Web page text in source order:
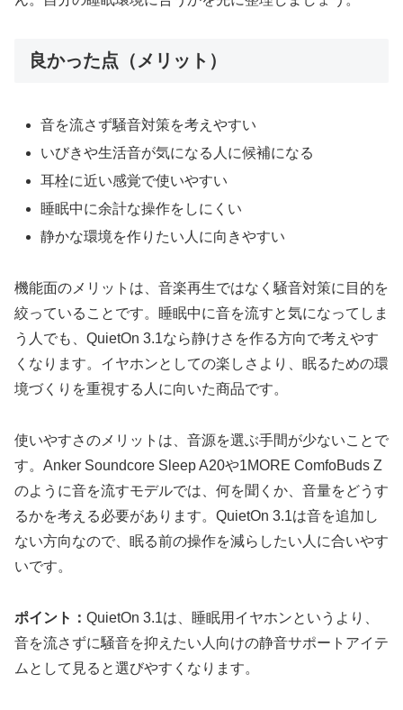
良かった点（メリット）
音を流さず騒音対策を考えやすい
いびきや生活音が気になる人に候補になる
耳栓に近い感覚で使いやすい
睡眠中に余計な操作をしにくい
静かな環境を作りたい人に向きやすい
機能面のメリットは、音楽再生ではなく騒音対策に目的を
絞っていることです。睡眠中に音を流すと気になってしま
う人でも、QuietOn 3.1なら静けさを作る方向で考えやす
くなります。イヤホンとしての楽しさより、眠るための環
境づくりを重視する人に向いた商品です。
使いやすさのメリットは、音源を選ぶ手間が少ないことで
す。Anker Soundcore Sleep A20や1MORE ComfoBuds Z
のように音を流すモデルでは、何を聞くか、音量をどうす
るかを考える必要があります。QuietOn 3.1は音を追加し
ない方向なので、眠る前の操作を減らしたい人に合いやす
いです。
ポイント： QuietOn 3.1は、睡眠用イヤホンというより、
音を流さずに騒音を抑えたい人向けの静音サポートアイテ
ムとして見ると選びやすくなります。